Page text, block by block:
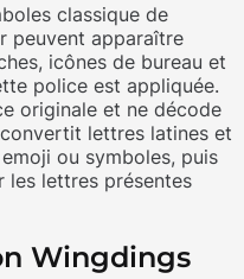
classique de
peuvent apparaître
icônes de bureau et
police est appliquée.
originale et ne décode
convertit lettres latines et
ou symboles, puis
les lettres présentes
Wingdings